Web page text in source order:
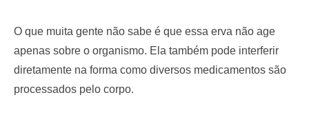
O que muita gente não sabe é que essa erva não age
apenas sobre o organismo. Ela também pode interferir
diretamente na forma como diversos medicamentos são
processados pelo corpo.